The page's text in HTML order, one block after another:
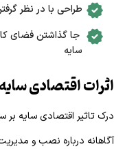
طراحی با در نظر
جا گذاشتن فضای
سایه
اثرات اقتصادی
درک تاثیر اقتصادی سایه
آگاهانه درباره نصب و